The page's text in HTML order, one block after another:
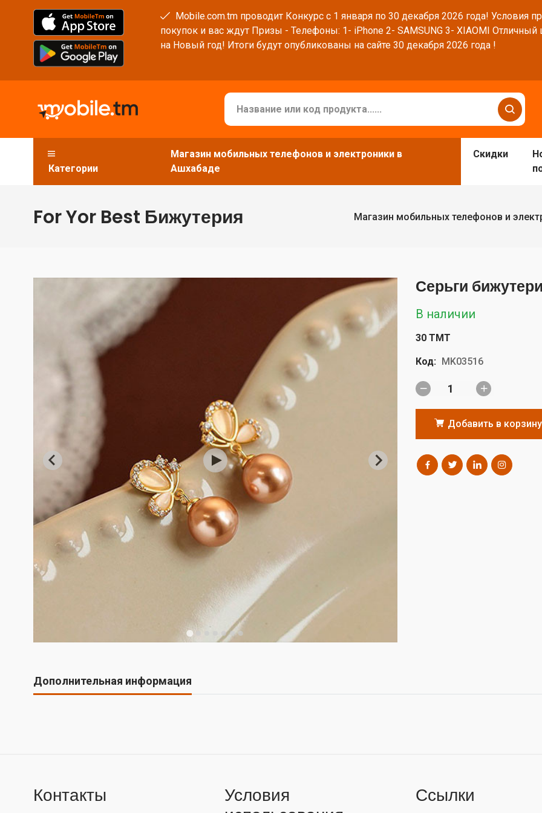
Mobile.com.tm проводит Конкурс с 1 января по 30 декабря 2026 года! Условия
покупок и вас ждут Призы - Телефоны: 1- iPhone 2- SAMSUNG 3- XIAOMI
на Новый год! Итоги будут опубликованы на сайте 30 декабря 2026 года !
Категории
Магазин мобильных телефонов и электроники в
Ашхабаде
Скидки
For Yor Best Бижутерия Магазин мобильных телефонов и
Серьги
В наличии
30 TMT
Код: MK03516
Добавить в корзину
Дополнительная информация
Контакты
Условия
Ссылки